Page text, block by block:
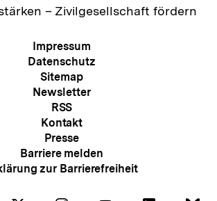
– Zivilgesellschaft fördern
Meta-
Navigation
Impressum
Datenschutz
Sitemap
Newsletter
RSS
Kontakt
Presse
Barriere melden
zur Barrierefreiheit